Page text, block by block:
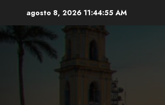
contenido
agosto 8, 2026 11:44:56 AM